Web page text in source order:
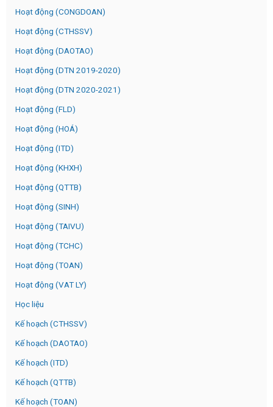
Hoạt động (CONGDOAN)
Hoạt động (CTHSSV)
Hoạt động (DAOTAO)
Hoạt động (DTN 2019-2020)
Hoạt động (DTN 2020-2021)
Hoạt động (FLD)
Hoạt động (HOÁ)
Hoạt động (ITD)
Hoạt động (KHXH)
Hoạt động (QTTB)
Hoạt động (SINH)
Hoạt động (TAIVU)
Hoạt động (TCHC)
Hoạt động (TOAN)
Hoạt động (VAT LY)
Học liệu
Kế hoạch (CTHSSV)
Kế hoạch (DAOTAO)
Kế hoạch (ITD)
Kế hoạch (QTTB)
Kế hoạch (TOAN)